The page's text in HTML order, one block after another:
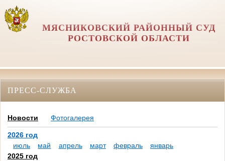
МЯСНИКОВСКИЙ РАЙОННЫЙ СУД
РОСТОВСКОЙ ОБЛАСТИ
ПРЕСС-СЛУЖБА
Новости Фотогалерея
2026 год
июль
май апрель март февраль
январь
2025 год